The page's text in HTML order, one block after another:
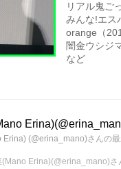
リアル鬼ご
みんな!エス
orange（
闇金ウシジ
など
(@erina_mano)さんの
(Mano Erina)(@erina_mano)さ